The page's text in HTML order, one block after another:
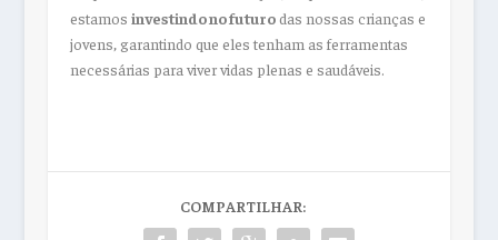
estamos investindo no futurodas nossas crianças e
jovens, garantindo que eles tenham as ferramentas
necessárias para viver vidas plenas e saudáveis.
COMPARTILHAR: